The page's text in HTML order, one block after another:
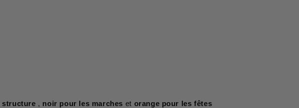
structure , noir pour les marches et orange pour les fêtes